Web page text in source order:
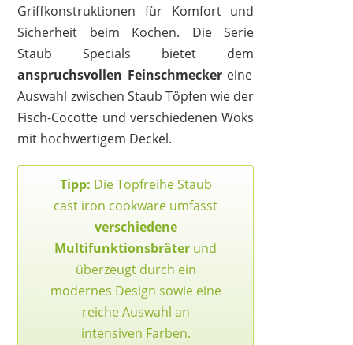
Griffkonstruktionen für Komfort und
Sicherheit beim Kochen. Die Serie
Staub Specials bietet dem
anspruchsvollen Feinschmeckereine
Auswahl zwischen Staub Töpfen wie der
Fisch-Cocotte und verschiedenen Woks
mit hochwertigem Deckel.
Tipp: Die Topfreihe Staub
cast iron cookware umfasst
verschiedene
Multifunktionsbräter und
überzeugt durch ein
modernes Design sowie eine
reiche Auswahl an
intensiven Farben.